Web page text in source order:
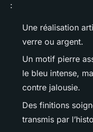
:
Une réalisation
verre ou argent.
Un motif pierre
le bleu intense,
contre jalousie.
Des finitions
transmis par